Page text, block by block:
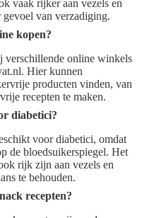
vaak rijker aan vezels en
van verzadiging.
kopen?
verschillende online winkels
Hier kunnen
producten vinden, van
recepten te maken.
diabetici?
voor diabetici, omdat
de bloedsuikerspiegel. Het
rijk zijn aan vezels en
te behouden.
recepten?